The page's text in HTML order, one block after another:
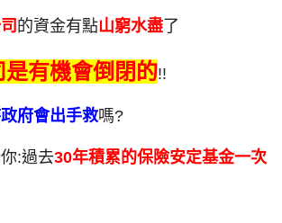
的資金有點山窮水盡了
是有機會倒閉的!!
府會出手救嗎?
:過去30年積累的保險安定基金一次